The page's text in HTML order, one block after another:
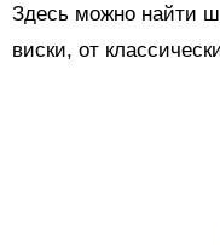
Здесь можно найти
виски, от